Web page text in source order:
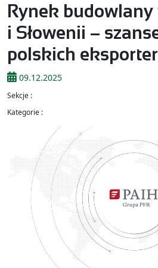
Rynek budowlany
i Słowenii –
polskich
09.12.2025
Sekcje :
Kategorie :